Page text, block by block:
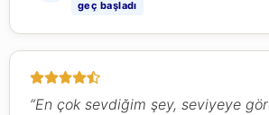
geç başladı
“En çok sevdiğim şey, seviyeye